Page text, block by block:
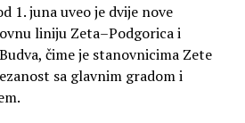
1. juna uveo je dvije nove
liniju Zeta–Podgorica i
čime je stanovnicima Zete
sa glavnim gradom i